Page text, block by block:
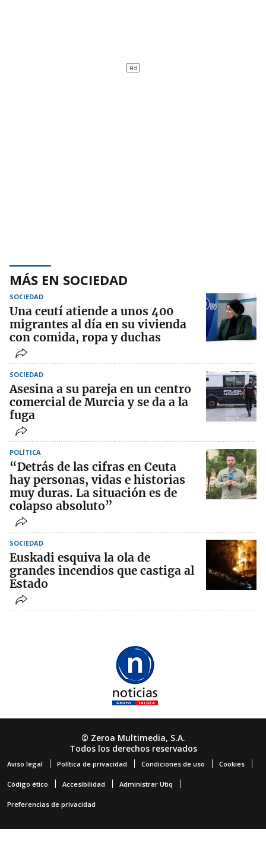
MÁS EN SOCIEDAD
SOCIEDAD
Una ceutí atiende a unos 400
migrantes al día en su vivienda
con comida, ropa y duchas
SOCIEDAD
Asesina a su pareja en un centro
comercial de Murcia y se da a la
fuga
POLÍTICA
“Detrás de las cifras en Ceuta
hay personas, vidas e historias
muy duras. La situación es de
colapso absoluto”
SOCIEDAD
Euskadi esquiva la ola de
grandes incendios que castiga al
Estado
© Zeroa Multimedia, S.A.
Todos los derechos reservados
Aviso legal Política de privacidad Condiciones de uso Cookies
Código ético Accesibilidad Administrar Utiq
Preferencias de privacidad